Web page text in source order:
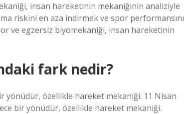
insan hareketinin mekaniğinin analiziyle
riskini en aza indirmek ve spor performansını
ve egzersiz biyomekaniği, insan hareketinin
fark nedir?
yönüdür, özellikle hareket mekaniği. 11 Nisan
bir yönüdür, özellikle hareket mekaniği.